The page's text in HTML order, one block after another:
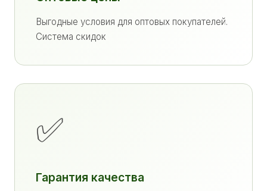
Выгодные условия для оптовых покупателей.
Система скидок
✅
Гарантия качества